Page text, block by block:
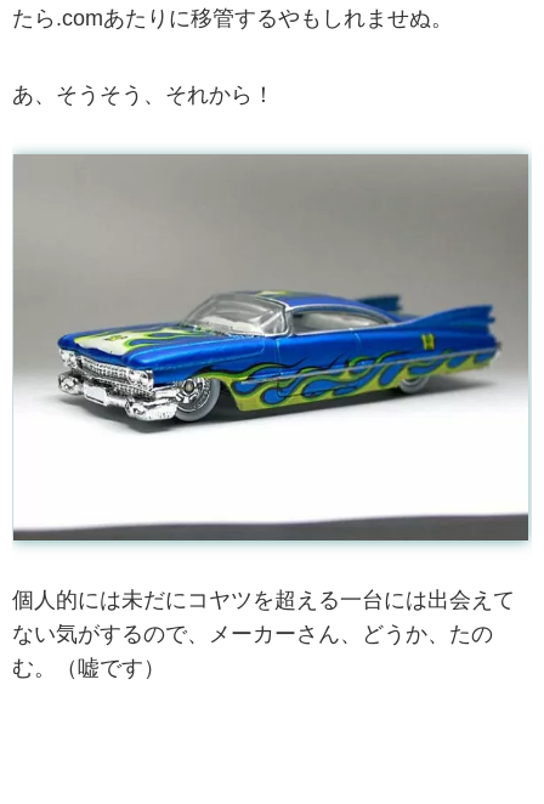
たら.comあたりに移管するやもしれませぬ。
あ、そうそう、それから！
個人的には未だにコヤツを超える一台には出会えて
ない気がするので、メーカーさん、どうか、たの
む。（嘘です）